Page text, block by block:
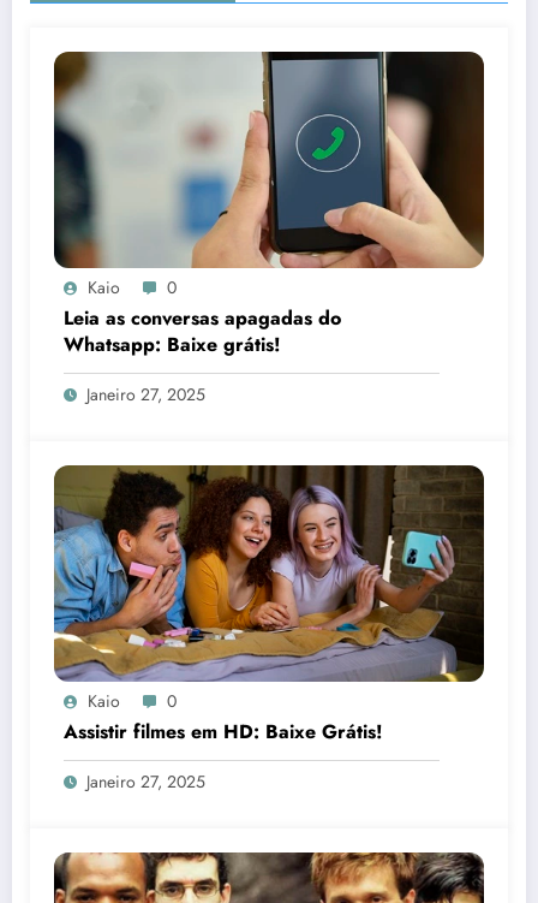
Kaio 0
Leia as conversas apagadas do
Whatsapp: Baixe grátis!
Janeiro 27, 2025
Kaio 0
Assistir filmes em HD: Baixe Grátis!
Janeiro 27, 2025